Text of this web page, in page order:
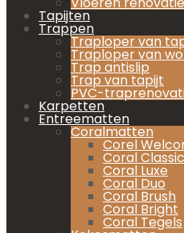
Tapijten
Trappen
Traploper van
Traploper van
Trap antislip
Trap van tapijt
PVC-
Karpetten
Entreematten
Coralmatten
Corel
Coral Classic
Coral Luxe
Coral Duo
Coral Brush
Coral Bright
Coral Tegels